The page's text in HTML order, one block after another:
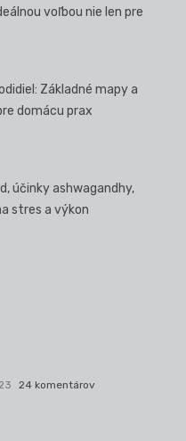
voľbou nie len pre
Základné mapy a
domácu prax
účinky ashwagandhy,
stres a výkon
24 komentárov